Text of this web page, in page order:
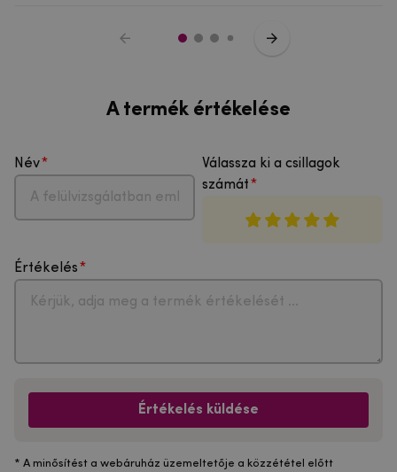
A termék értékelése
Név
Válassza ki a csillagok
számát
Értékelés
Értékelés küldése
* A minősítést a webáruház üzemeltetője a közzététel előtt